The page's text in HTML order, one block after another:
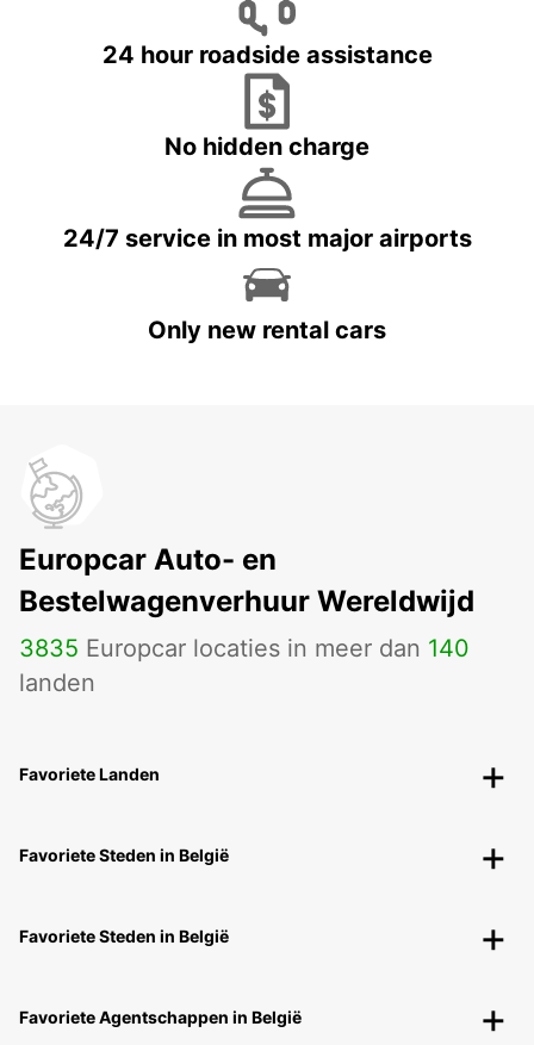
24 hour roadside assistance
No hidden charge
24/7 service in most major airports
Only new rental cars
Europcar Auto- en
Bestelwagenverhuur Wereldwijd
3835 Europcar locaties in meer dan 140
landen
Favoriete Landen
Favoriete Steden in België
Favoriete Steden in België
Favoriete Agentschappen in België